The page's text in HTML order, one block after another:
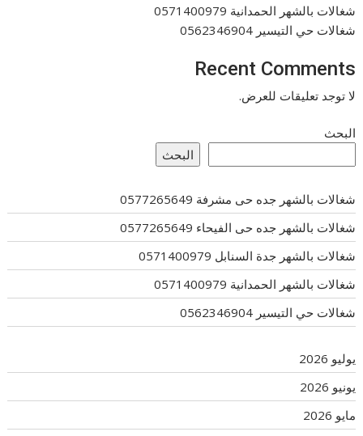
شغالات بالشهر الحمدانية 0571400979
شغالات حي التيسير 0562346904
Recent Comments
لا توجد تعليقات للعرض.
البحث
البحث
شغالات بالشهر جده حى مشرفة 0577265649
شغالات بالشهر جده حى الفيحاء 0577265649
شغالات بالشهر جدة السنابل 0571400979
شغالات بالشهر الحمدانية 0571400979
شغالات حي التيسير 0562346904
يوليو 2026
يونيو 2026
مايو 2026